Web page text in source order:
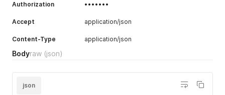
Authorization •••••••
Accept application/json
Content-Type application/json
Bodyraw (json)
json